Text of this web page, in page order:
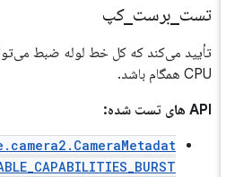
تست_ برست_ کپ
تأیید می‌کند که کل خط لوله ضبط
CPU همگام باشد.
API های تست شده: